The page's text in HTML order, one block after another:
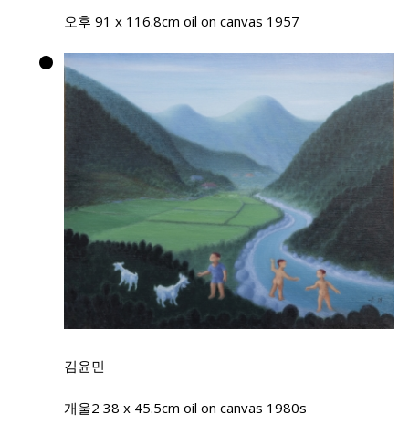
오후 91 x 116.8cm oil on canvas 1957
김윤민
개울2 38 x 45.5cm oil on canvas 1980s